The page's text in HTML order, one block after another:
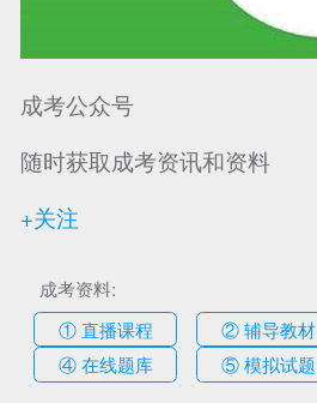
成考公众号
随时获取成考资讯和资料
+关注
成考资料:
① 直播课程
② 辅导教材
④ 在线题库
⑤ 模拟试题